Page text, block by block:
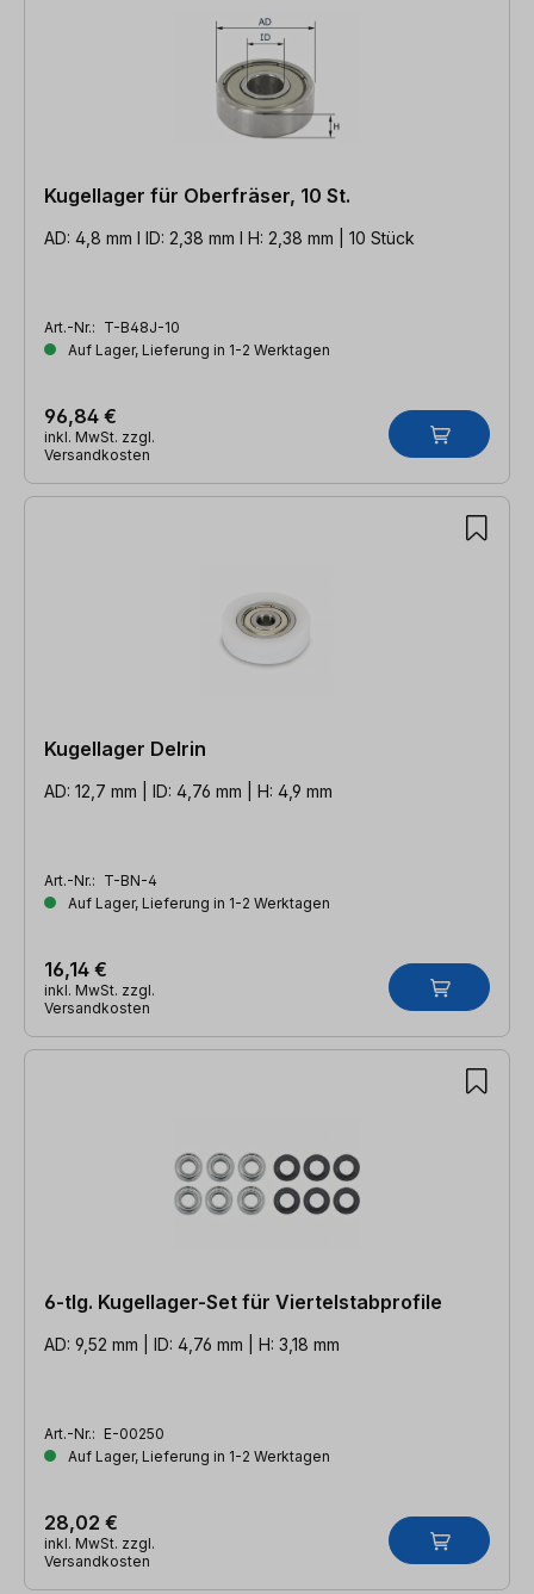
Kugellager für Oberfräser, 10 St.
AD: 4,8 mm l ID: 2,38 mm l H: 2,38 mm | 10 Stück
Art.-Nr.: T-B48J-10
Auf Lager, Lieferung in 1-2 Werktagen
96,84 €
inkl. MwSt. zzgl.
Versandkosten
Kugellager Delrin
AD: 12,7 mm | ID: 4,76 mm | H: 4,9 mm
Art.-Nr.: T-BN-4
Auf Lager, Lieferung in 1-2 Werktagen
16,14 €
inkl. MwSt. zzgl.
Versandkosten
6-tlg. Kugellager-Set für Viertelstabprofile
AD: 9,52 mm | ID: 4,76 mm | H: 3,18 mm
Art.-Nr.: E-00250
Auf Lager, Lieferung in 1-2 Werktagen
28,02 €
inkl. MwSt. zzgl.
Versandkosten